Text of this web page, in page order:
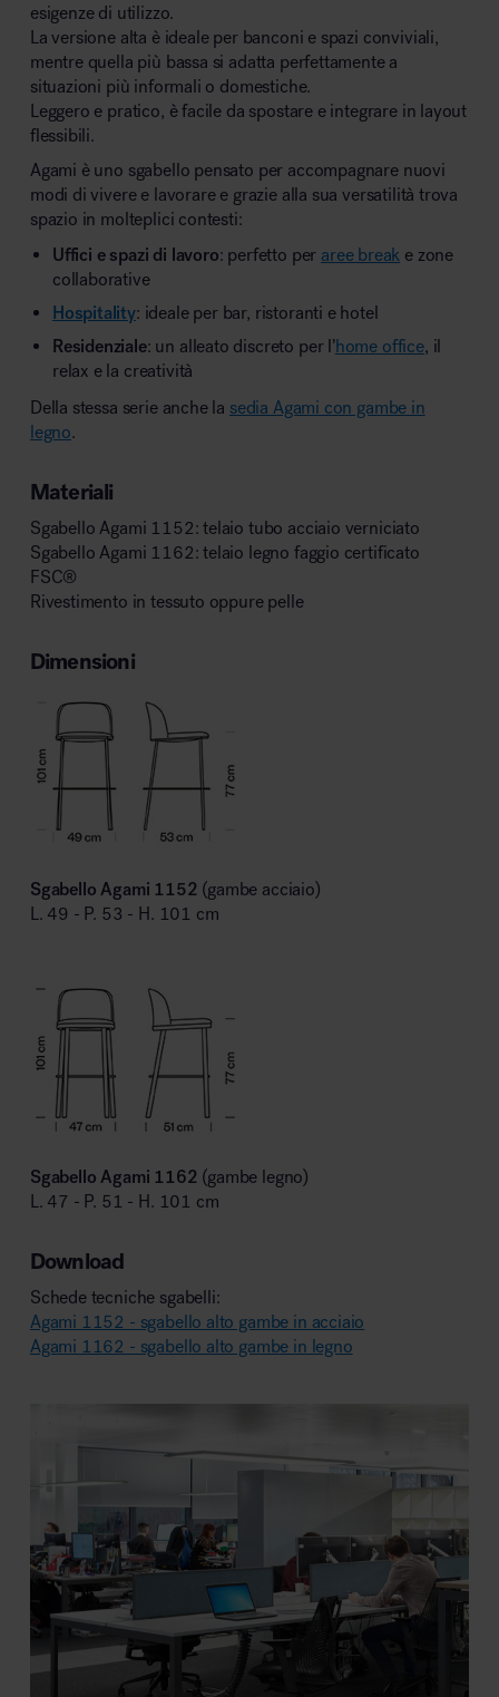
esigenze di utilizzo.
La versione alta è ideale per banconi e spazi conviviali,
mentre quella più bassa si adatta perfettamente a
situazioni più informali o domestiche.
Leggero e pratico, è facile da spostare e integrare in layout
flessibili.
Agami è uno sgabello pensato per accompagnare nuovi
modi di vivere e lavorare e grazie alla sua versatilità trova
spazio in molteplici contesti:
Uffici e spazi di lavoro: perfetto per aree break e zone
collaborative
Hospitality: ideale per bar, ristoranti e hotel
Residenziale: un alleato discreto per l’home office, il
relax e la creatività
Della stessa serie anche la sedia Agami con gambe in
legno.
Materiali
Sgabello Agami 1152: telaio tubo acciaio verniciato
Sgabello Agami 1162: telaio legno faggio certificato
FSC®
Rivestimento in tessuto oppure pelle
Dimensioni
Sgabello Agami 1152 (gambe acciaio)
L. 49 - P. 53 - H. 101 cm
Sgabello Agami 1162 (gambe legno)
L. 47 - P. 51 - H. 101 cm
Download
Schede tecniche sgabelli:
Agami 1152 - sgabello alto gambe in acciaio
Agami 1162 - sgabello alto gambe in legno